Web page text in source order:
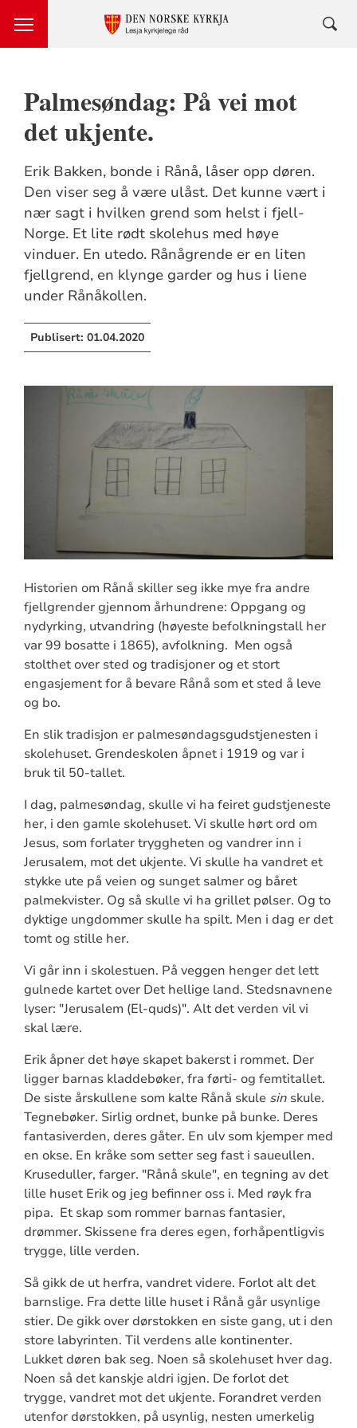
Palmesøndag: På vei mot
det ukjente.
Erik Bakken, bonde i Rånå, låser opp døren.
Den viser seg å være ulåst. Det kunne vært i
nær sagt i hvilken grend som helst i fjell-
Norge. Et lite rødt skolehus med høye
vinduer. En utedo. Rånågrende er en liten
fjellgrend, en klynge garder og hus i liene
under Rånåkollen.
Publisert: 01.04.2020
Historien om Rånå skiller seg ikke mye fra andre
fjellgrender gjennom århundrene: Oppgang og
nydyrking, utvandring (høyeste befolkningstall her
var 99 bosatte i 1865), avfolkning. Men også
stolthet over sted og tradisjoner og et stort
engasjement for å bevare Rånå som et sted å leve
og bo.
En slik tradisjon er palmesøndagsgudstjenesten i
skolehuset. Grendeskolen åpnet i 1919 og var i
bruk til 50-tallet.
I dag, palmesøndag, skulle vi ha feiret gudstjeneste
her, i den gamle skolehuset. Vi skulle hørt ord om
Jesus, som forlater tryggheten og vandrer inn i
Jerusalem, mot det ukjente. Vi skulle ha vandret et
stykke ute på veien og sunget salmer og båret
palmekvister. Og så skulle vi ha grillet pølser. Og to
dyktige ungdommer skulle ha spilt. Men i dag er det
tomt og stille her.
Vi går inn i skolestuen. På veggen henger det lett
gulnede kartet over Det hellige land. Stedsnavnene
lyser: "Jerusalem (El-quds)". Alt det verden vil vi
skal lære.
Erik åpner det høye skapet bakerst i rommet. Der
ligger barnas kladdebøker, fra førti- og femtitallet.
De siste årskullene som kalte Rånå skule sin skule.
Tegnebøker. Sirlig ordnet, bunke på bunke. Deres
fantasiverden, deres gåter. En ulv som kjemper med
en okse. En kråke som setter seg fast i saueullen.
Kruseduller, farger. "Rånå skule", en tegning av det
lille huset Erik og jeg befinner oss i. Med røyk fra
pipa. Et skap som rommer barnas fantasier,
drømmer. Skissene fra deres egen, forhåpentligvis
trygge, lille verden.
Så gikk de ut herfra, vandret videre. Forlot alt det
barnslige. Fra dette lille huset i Rånå går usynlige
stier. De gikk over dørstokken en siste gang, ut i den
store labyrinten. Til verdens alle kontinenter.
Lukket døren bak seg. Noen så skolehuset hver dag.
Noen så det kanskje aldri igjen. De forlot det
trygge, vandret mot det ukjente. Forandret verden
utenfor dørstokken, på usynlig, nesten umerkelig